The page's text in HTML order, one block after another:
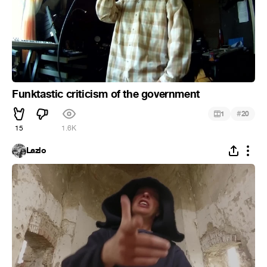
Funktastic criticism of the government
15 1.6K
1 #20
Lazlo